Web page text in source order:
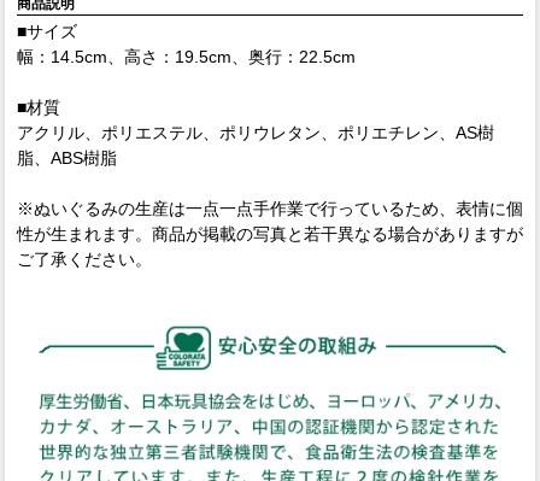
商品説明
■サイズ
幅：14.5cm、高さ：19.5cm、奥行：22.5cm
■材質
アクリル、ポリエステル、ポリウレタン、ポリエチレン、AS樹
脂、ABS樹脂
※ぬいぐるみの生産は一点一点手作業で行っているため、表情に個
性が生まれます。商品が掲載の写真と若干異なる場合がありますが
ご了承ください。